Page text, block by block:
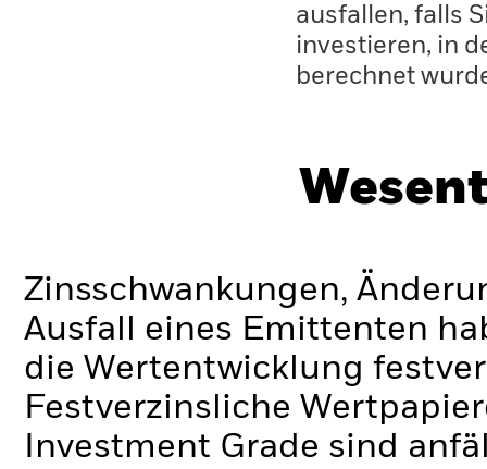
ausfallen, falls
investieren, in
berechnet
Zinsschwankungen,
Ausfall eines Emittenten
die Wertentwicklung
Festverzinsliche
Investment Grade sind